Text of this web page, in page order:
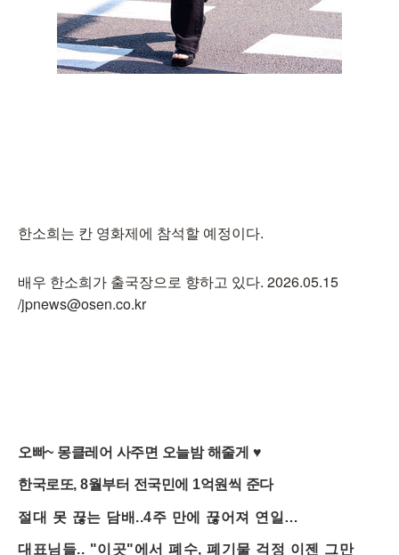
한소희는 칸 영화제에 참석할 예정이다.
배우 한소희가 출국장으로 향하고 있다. 2026.05.15
/jpnews@osen.co.kr